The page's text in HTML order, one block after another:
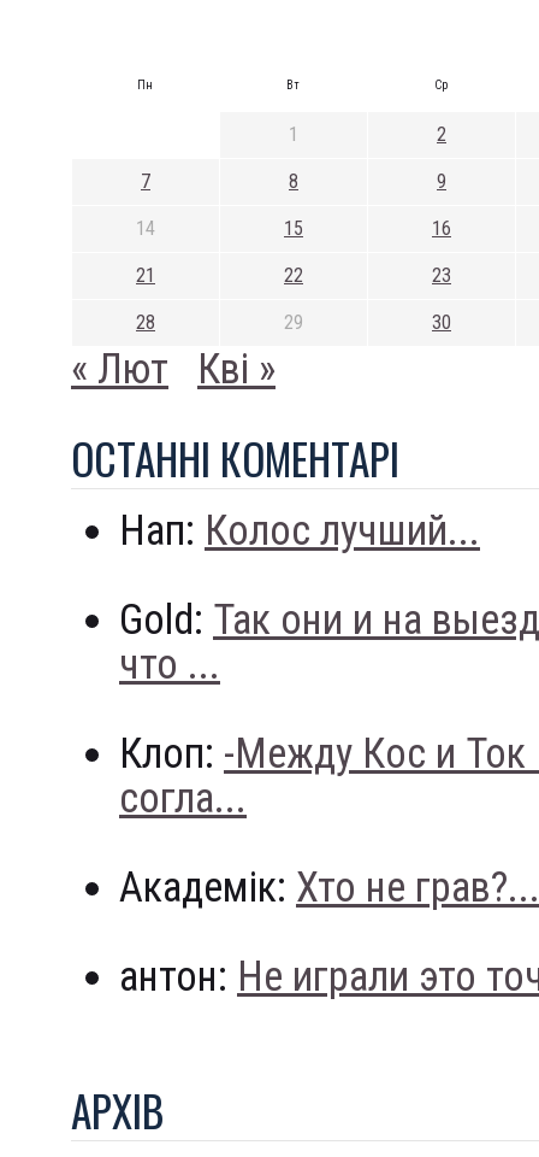
Пн Вт Ср
1 2
7 8 9
14 15 16
21 22 23
28 29 30
« Лют Кві »
ОСТАННI КОМЕНТАРI
Нап: Колос лучший...
Gold: Так они и на
что ...
Клоп: -Между Кос и
согла...
Академік: Хто не грав?...
антон: Не играли это
АРХIВ